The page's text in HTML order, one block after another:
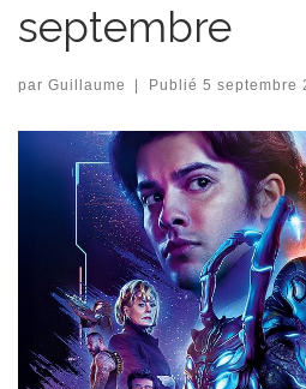
septembre
par Guillaume | Publié 5 septembre